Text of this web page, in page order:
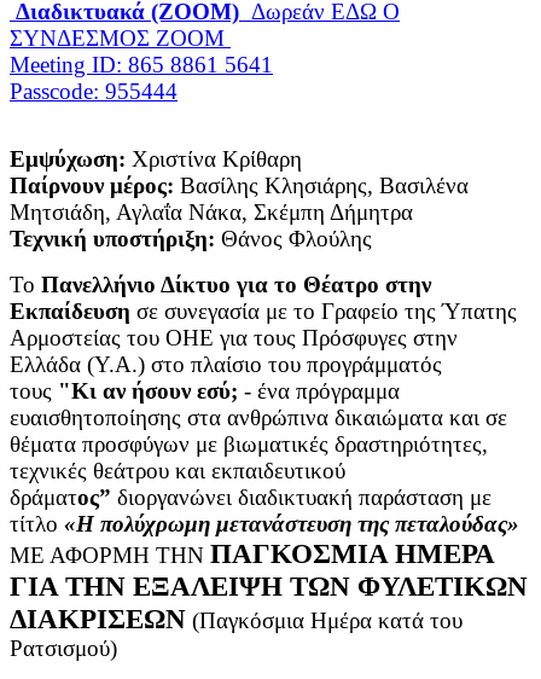
Διαδικτυακά (ΖΟΟΜ) Δωρεάν ΕΔΩ Ο
ΣΥΝΔΕΣΜΟΣ ΖΟΟΜ
Meeting ID: 865 8861 5641
Passcode: 955444
Εμψύχωση: Χριστίνα Κρίθαρη
Παίρνουν μέρος: Βασίλης Κλησιάρης, Βασιλένα
Μητσιάδη, Αγλαΐα Νάκα, Σκέμπη Δήμητρα
Τεχνική υποστήριξη: Θάνος Φλούλης
Το Πανελλήνιο Δίκτυο για το Θέατρο στην
Εκπαίδευση σε συνεγασία με το Γραφείο της Ύπατης
Αρμοστείας του ΟΗΕ για τους Πρόσφυγες στην
Ελλάδα (Υ.Α.) στο πλαίσιο του προγράμματός
τους "Κι αν ήσουν εσύ; - ένα πρόγραμμα
ευαισθητοποίησης στα ανθρώπινα δικαιώματα και σε
θέματα προσφύγων με βιωματικές δραστηριότητες,
τεχνικές θεάτρου και εκπαιδευτικού
δράματος” διοργανώνει διαδικτυακή παράσταση με
τίτλο «Η πολύχρωμη μετανάστευση της πεταλούδας»
ΜΕ ΑΦΟΡΜΗ ΤΗΝ ΠΑΓΚΟΣΜΙΑ ΗΜΕΡΑ
ΓΙΑ ΤΗΝ ΕΞΑΛΕΙΨΗ ΤΩΝ ΦΥΛΕΤΙΚΩΝ
ΔΙΑΚΡΙΣΕΩΝ (Παγκόσμια Ημέρα κατά του
Ρατσισμού)